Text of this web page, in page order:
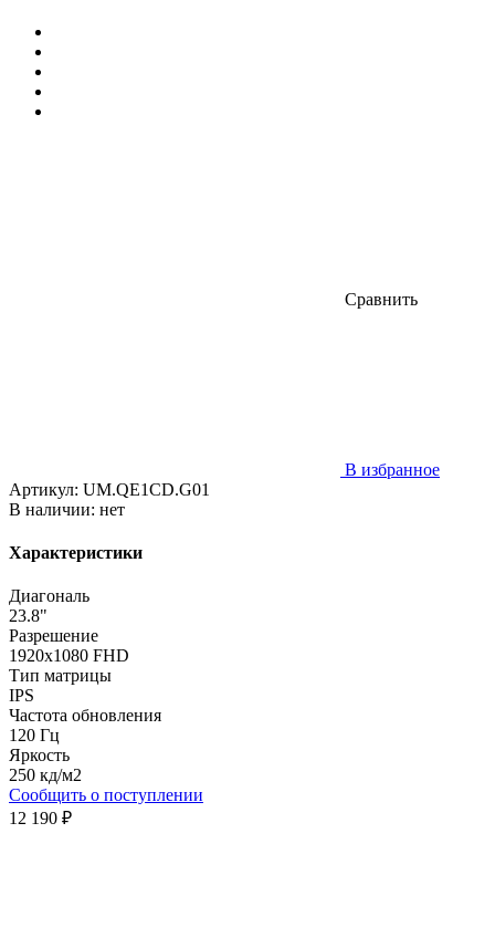
Сравнить
В избранное
Артикул: UM.QE1CD.G01
В наличии: нет
Характеристики
Диагональ
23.8"
Разрешение
1920x1080 FHD
Тип матрицы
IPS
Частота обновления
120 Гц
Яркость
250 кд/м2
Сообщить о поступлении
12 190 ₽